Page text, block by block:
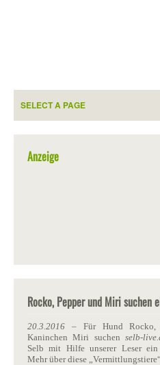
Anzeige
Rocko, Pepper und Miri suchen
20.3.2016 – Für Hund Rocko,
Kaninchen Miri suchen selb-
Selb mit Hilfe unserer Leser ein
Mehr über diese